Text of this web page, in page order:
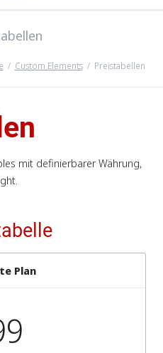
Custom Elements Preistabellen
mit definierbarer Währung,
Plan